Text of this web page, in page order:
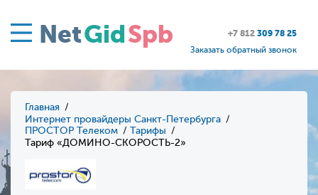
NetGidSpb +7 812 309 78 25
Заказать обратный звонок
Главная
Интернет провайдеры Санкт-Петербурга
ПРОСТОР Телеком
Тарифы
Тариф «ДОМИНО-СКОРОСТЬ-2»